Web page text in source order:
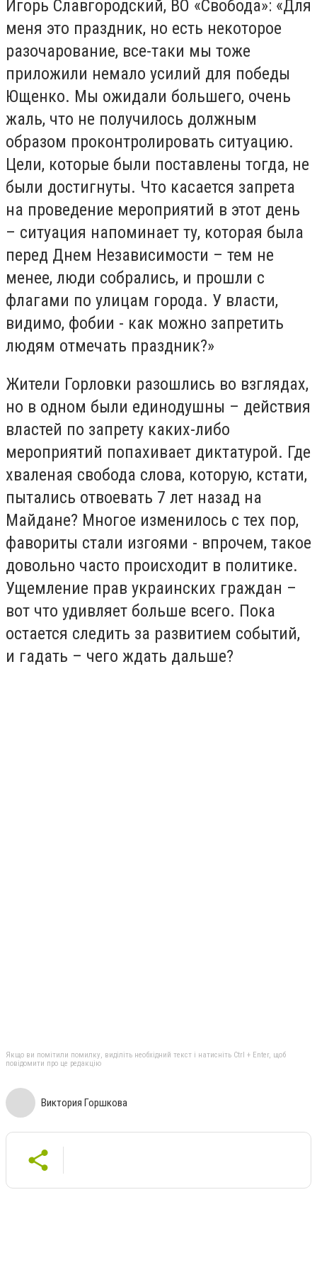
Игорь Славгородский, ВО «Свобода»: «Для
меня это праздник, но есть некоторое
разочарование, все-таки мы тоже
приложили немало усилий для победы
Ющенко. Мы ожидали большего, очень
жаль, что не получилось должным
образом проконтролировать ситуацию.
Цели, которые были поставлены тогда, не
были достигнуты. Что касается запрета
на проведение мероприятий в этот день
– ситуация напоминает ту, которая была
перед Днем Независимости – тем не
менее, люди собрались, и прошли с
флагами по улицам города. У власти,
видимо, фобии - как можно запретить
людям отмечать праздник?»
Жители Горловки разошлись во взглядах,
но в одном были единодушны – действия
властей по запрету каких-либо
мероприятий попахивает диктатурой. Где
хваленая свобода слова, которую, кстати,
пытались отвоевать 7 лет назад на
Майдане? Многое изменилось с тех пор,
фавориты стали изгоями - впрочем, такое
довольно часто происходит в политике.
Ущемление прав украинских граждан –
вот что удивляет больше всего. Пока
остается следить за развитием событий,
и гадать – чего ждать дальше?
Якщо ви помітили помилку, виділіть необхідний текст і натисніть Ctrl + Enter, щоб
повідомити про це редакцію
Виктория Горшкова